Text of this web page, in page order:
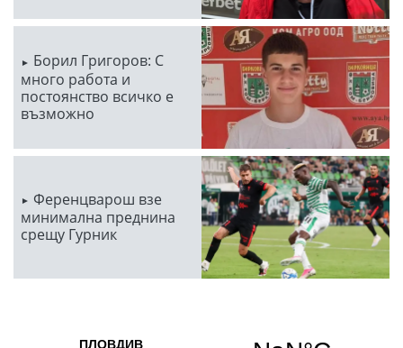
Борил Григоров: С
много работа и
постоянство всичко е
възможно
Ференцварош взе
минимална преднина
срещу Гурник